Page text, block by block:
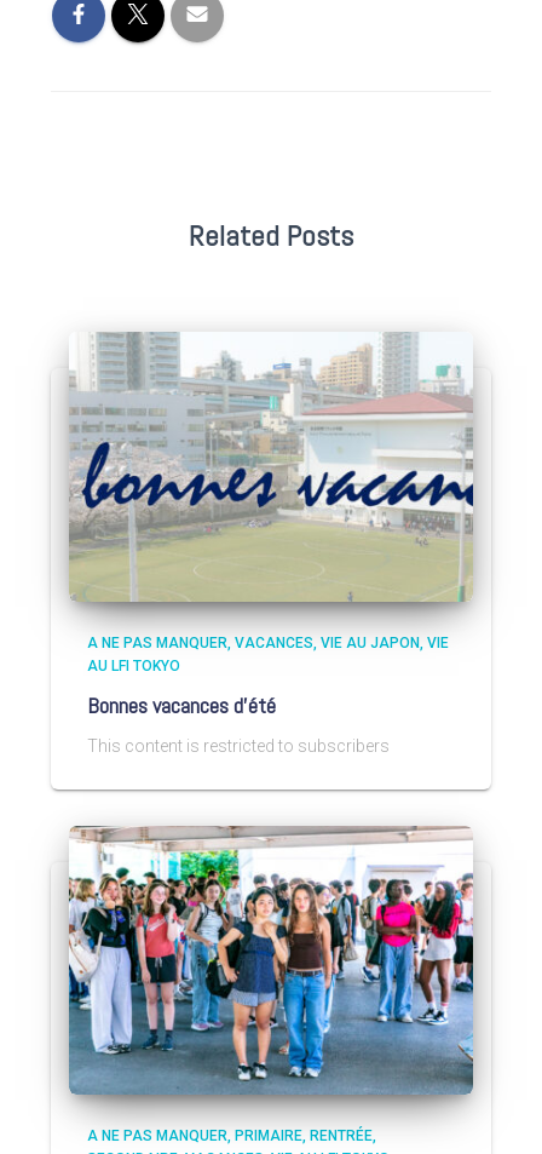
Related Posts
A NE PAS MANQUER VACANCES VIE AU JAPON VIE
AU LFI TOKYO
Bonnes vacances d’été
This content is restricted to subscribers
A NE PAS MANQUER PRIMAIRE RENTRÉE